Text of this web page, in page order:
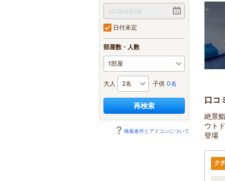
日付未定
部屋数・人数
大人 子供 0名
再検索
検索条件とアイコンについて
口コ
絶景
ウト
登場
ク